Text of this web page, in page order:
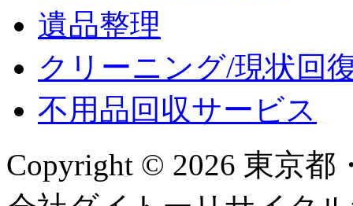
遺品整理
クリーニング/現状回
不用品回収サービス
Copyright © 2026 東京都